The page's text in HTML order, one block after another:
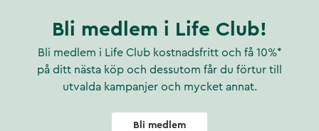
Bli medlem i Life Club!
Bli medlem i Life Club kostnadsfritt och få 10%*
på ditt nästa köp och dessutom får du förtur till
utvalda kampanjer och mycket annat.
Bli medlem